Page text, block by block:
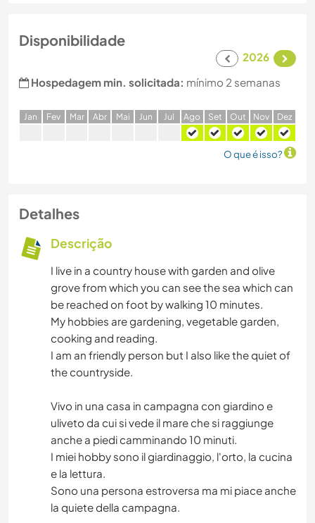
Disponibilidade
2026
Hospedagem min. solicitada: mínimo 2 semanas
Jan Fev Mar Abr Mai Jun Jul Ago Set Out Nov Dez
O que é isso?
Detalhes
Descrição
I live in a country house with garden and olive
grove from which you can see the sea which can
be reached on foot by walking 10 minutes.
My hobbies are gardening, vegetable garden,
cooking and reading.
I am an friendly person but I also like the quiet of
the countryside.
Vivo in una casa in campagna con giardino e
uliveto da cui si vede il mare che si raggiunge
anche a piedi camminando 10 minuti.
I miei hobby sono il giardinaggio, l'orto, la cucina
e la lettura.
Sono una persona estroversa ma mi piace anche
la quiete della campagna.